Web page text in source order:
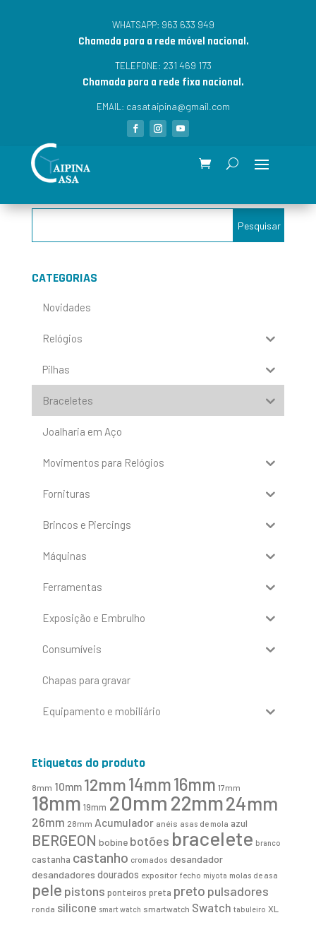
WHATSAPP: 963 633 949
Chamada para a rede móvel nacional.
TELEFONE: 231 469 173
Chamada para a rede fixa nacional.
EMAIL: casataipina@gmail.com
CATEGORIAS
Novidades
Relógios
Pilhas
Braceletes
Joalharia em Aço
Movimentos para Relógios
Fornituras
Brincos e Piercings
Máquinas
Ferramentas
Exposição e Embrulho
Consumíveis
Chapas para gravar
Equipamento e mobiliário
Etiquetas do produto
8mm 10mm 12mm14mm16mm 17mm
18mm 19mm 20mm 22mm24mm
26mm 28mm Acumulador anéis asas de mola azul
BERGEON bobine botões bracelete branco
castanha castanho cromados desandador
desandadores dourados expositor fecho miyota molas de asa
pele pistons ponteiros preta preto pulsadores
ronda silicone smart watch smartwatch Swatch tabuleiro XL